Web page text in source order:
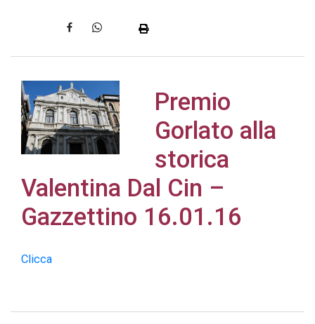
Premio
Gorlato alla
storica
Valentina Dal Cin –
Gazzettino 16.01.16
Clicca
Acconsento
all'uso dei
miei dati
accordo